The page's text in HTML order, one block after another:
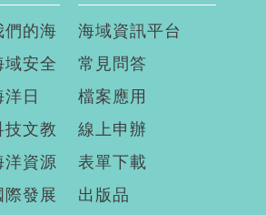
們的海
域安全
洋日
技文教
洋資源
際發展
海域資訊平台
常見問答
檔案應用
線上申辦
表單下載
出版品